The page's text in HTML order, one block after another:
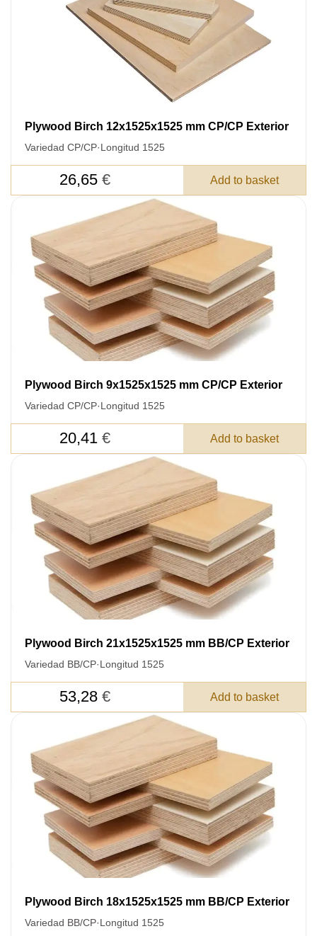
Plywood Birch 12x1525x1525 mm CP/CP Exterior
Variedad CP/CP·Longitud 1525
26,65 € Add to basket
Plywood Birch 9x1525x1525 mm CP/CP Exterior
Variedad CP/CP·Longitud 1525
20,41 € Add to basket
Plywood Birch 21x1525x1525 mm BB/CP Exterior
Variedad BB/CP·Longitud 1525
53,28 € Add to basket
Plywood Birch 18x1525x1525 mm BB/CP Exterior
Variedad BB/CP·Longitud 1525